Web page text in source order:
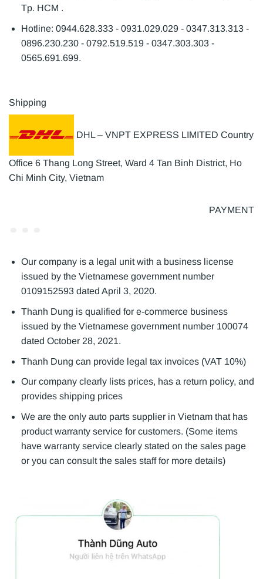
Tp. HCM .
Hotline: 0944.628.333 - 0931.029.029 - 0347.313.313 -
0896.230.230 - 0792.519.519 - 0347.303.303 -
0565.691.699.
Shipping
DHL – VNPT EXPRESS LIMITED Country
Office 6 Thang Long Street, Ward 4 Tan Binh District, Ho
Chi Minh City, Vietnam
PAYMENT
Our company is a legal unit with a business license
issued by the Vietnamese government number
0109152593 dated April 3, 2020.
Thanh Dung is qualified for e-commerce business
issued by the Vietnamese government number 100074
dated October 28, 2021.
Thanh Dung can provide legal tax invoices (VAT 10%)
Our company clearly lists prices, has a return policy, and
provides shipping prices
We are the only auto parts supplier in Vietnam that has
product warranty service for customers. (Some items
have warranty service clearly stated on the sales page
or you can consult the sales staff for more details)